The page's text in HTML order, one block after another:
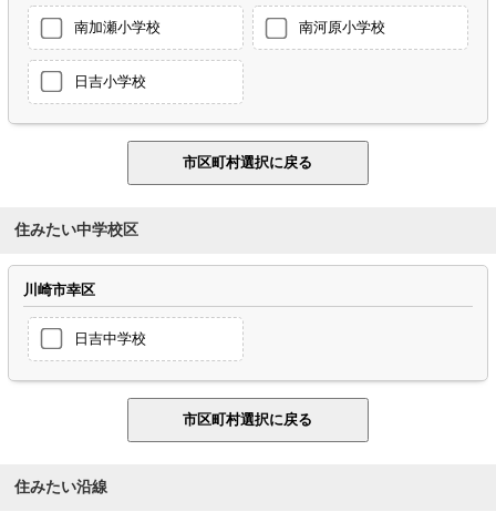
南加瀬小学校 南河原小学校
日吉小学校
住みたい中学校区
川崎市幸区
日吉中学校
住みたい沿線